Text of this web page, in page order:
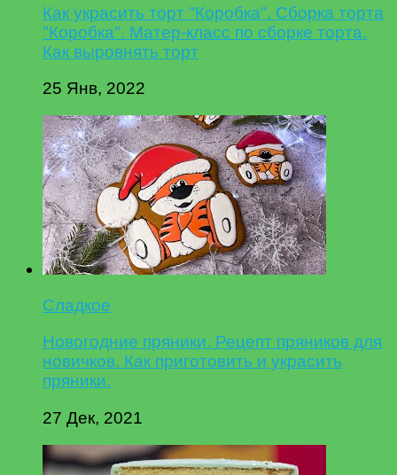
Как украсить торт "Коробка". Сборка торта
"Коробка". Матер-класс по сборке торта.
Как выровнять торт
25 Янв, 2022
Сладкое
Новогодние пряники. Рецепт пряников для
новичков. Как приготовить и украсить
пряники.
27 Дек, 2021